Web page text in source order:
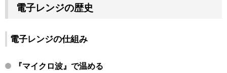
電子レンジの歴史
電子レンジの仕組み
『マイクロ波』で温める